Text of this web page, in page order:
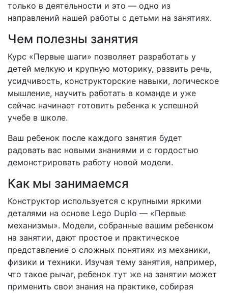
только в деятельности и это — одно из
направлений нашей работы с детьми на занятиях.
Чем полезны занятия
Курс «Первые шаги» позволяет разработать у
детей мелкую и крупную моторику, развить речь,
усидчивость, конструкторские навыки, логическое
мышление, научить работать в команде и уже
сейчас начинает готовить ребенка к успешной
учебе в школе.
Ваш ребенок после каждого занятия будет
радовать вас новыми знаниями и с гордостью
демонстрировать работу новой модели.
Как мы занимаемся
Конструктор используется с крупными яркими
деталями на основе Lego Duplo — «Первые
механизмы». Модели, собранные вашим ребенком
на занятии, дают простое и практическое
представление о сложных понятиях из механики,
физики и техники. Изучая тему занятия, например,
что такое рычаг, ребенок тут же на занятии может
применить свои знания на практике, собирая